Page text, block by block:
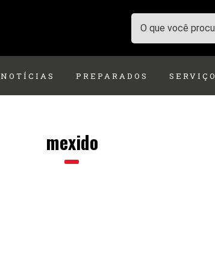
NOTÍCIAS PREPARADOS SERVIÇO
mexido